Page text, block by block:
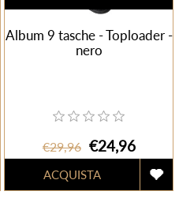
Album 9 tasche - Toploader -
nero
€29,96 €24,96